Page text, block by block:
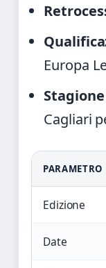
Europa
Cagliari
PARAMETRO
Edizione
Date